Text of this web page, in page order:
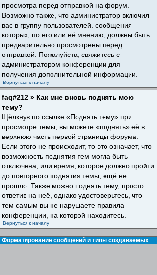
просмотра перед отправкой на форум.
Возможно также, что администратор включил
вас в группу пользователей, сообщения
которых, по его или её мнению, должны быть
предварительно просмотрены перед
отправкой. Пожалуйста, свяжитесь с
администратором конференции для
получения дополнительной информации.
Вернуться к началу
faq#212 » Как мне вновь поднять мою
тему?
Щёлкнув по ссылке «Поднять тему» при
просмотре темы, вы можете «поднять» её в
верхнюю часть первой страницы форума.
Если этого не происходит, то это означает, что
возможность поднятия тем могла быть
отключена, или время, которое должно пройти
до повторного поднятия темы, ещё не
прошло. Также можно поднять тему, просто
ответив на неё, однако удостоверьтесь, что
тем самым вы не нарушаете правила
конференции, на которой находитесь.
Вернуться к началу
Форматирование сообщений и типы создаваемых